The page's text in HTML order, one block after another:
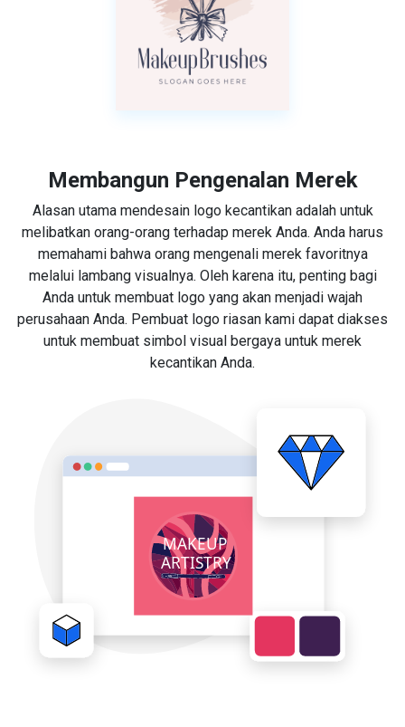
Membangun Pengenalan Merek
Alasan utama mendesain logo kecantikan adalah untuk
melibatkan orang-orang terhadap merek Anda. Anda harus
memahami bahwa orang mengenali merek favoritnya
melalui lambang visualnya. Oleh karena itu, penting bagi
Anda untuk membuat logo yang akan menjadi wajah
perusahaan Anda. Pembuat logo riasan kami dapat diakses
untuk membuat simbol visual bergaya untuk merek
kecantikan Anda.